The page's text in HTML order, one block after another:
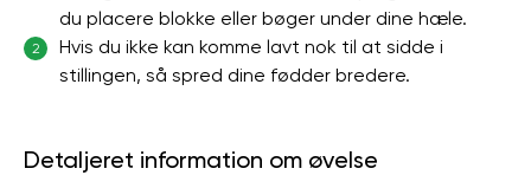
du placere blokke eller bøger under dine hæle.
2
Hvis du ikke kan komme lavt nok til at sidde i
stillingen, så spred dine fødder bredere.
Detaljeret information om øvelse